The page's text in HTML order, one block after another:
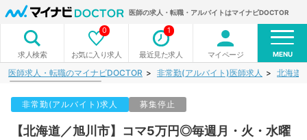
医師の求人・転職・アルバイトはマイナビDOCTOR
求人検索 お気に入り求人
0
最近見た求人
1
マイページ MENU
医師求人・転職のマイナビDOCTOR 非常勤(アルバイト)医師求人 北海道
非常勤(アルバイト)求人 募集停止
【北海道／旭川市】コマ5万円◎毎週月・火・水曜